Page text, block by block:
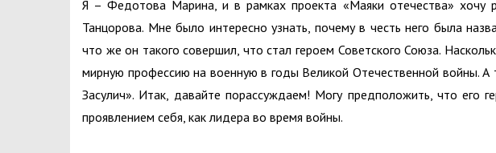
Я – Федотова Марина, и в рамках проекта «Маяки отечества» хочу
Танцорова. Мне было интересно узнать, почему в честь него была
что же он такого совершил, что стал героем Советского Союза.
мирную профессию на военную в годы Великой Отечественной войны.
Засулич». Итак, давайте порассуждаем! Могу предположить, что его
проявлением себя, как лидера во время войны.